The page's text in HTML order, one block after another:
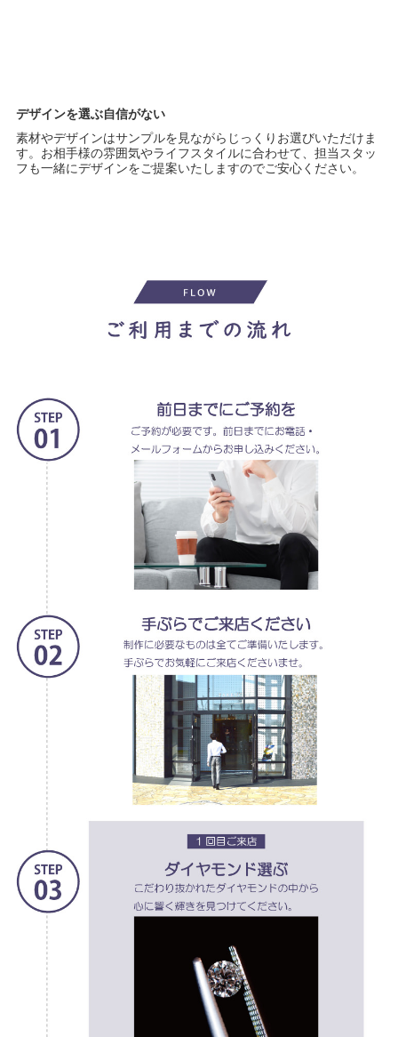
デザインを選ぶ自信がない
素材やデザインはサンプルを見ながらじっくりお選びいただけま
す。お相手様の雰囲気やライフスタイルに合わせて、担当スタッ
フも一緒にデザインをご提案いたしますのでご安心ください。